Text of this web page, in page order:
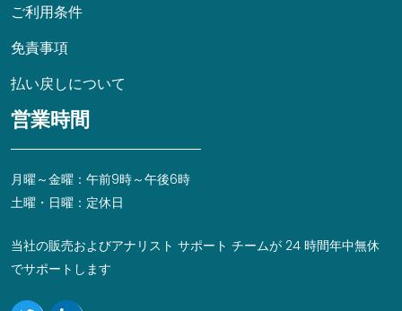
ご利用条件
免責事項
払い戻しについて
営業時間
月曜～金曜：午前9時～午後6時
土曜・日曜：定休日
当社の販売およびアナリスト サポート チームが 24 時間年中無休
でサポートします